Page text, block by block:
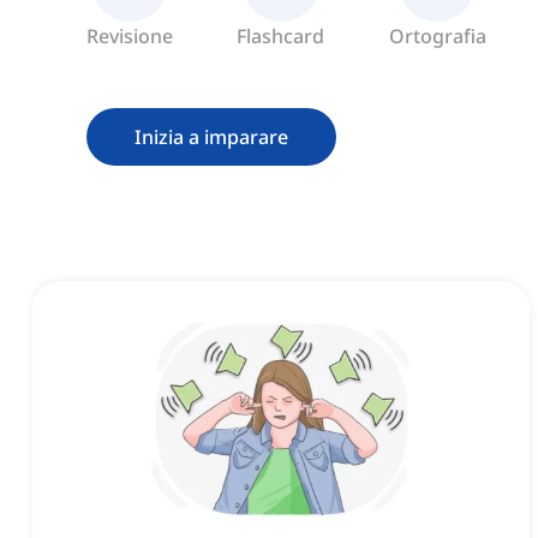
Revisione Flashcard Ortografia
Inizia a imparare